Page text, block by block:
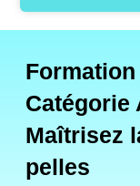
Formation
Catégorie
Maîtrisez
pelles